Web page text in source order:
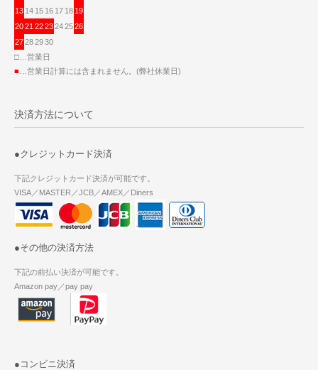
13 14 15 16 17 18 19
2021 2223242526
27282930
□…営業日
■ …営業日計算には含まれません。(弊社休業日)
決済方法について
●クレジットカード決済
下記クレジットカード決済が可能です。
VISA／MASTER／JCB／AMEX／Diners
●その他の決済方法
下記の前払い決済が可能です。
Amazon pay／pay pay
●コンビニ決済